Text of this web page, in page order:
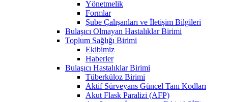
Yönetmelik
Formlar
Şube Çalışanları ve İletişim Bilgileri
Bulaşıcı Olmayan Hastalıklar Birimi
Toplum Sağlığı Birimi
Ekibimiz
Haberler
Bulaşıcı Hastalıklar Birimi
Tüberküloz Birimi
Aktif Sürveyans Güncel Tanı Kodları
Akut Flask Paralizi (AFP)